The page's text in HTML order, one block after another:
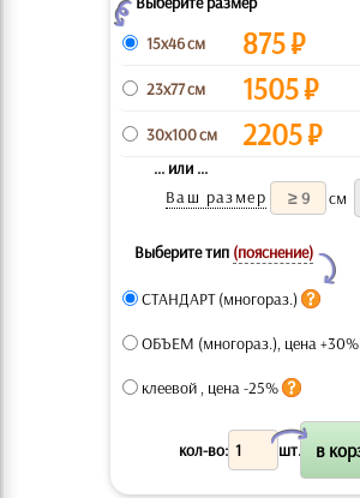
Z
15x46 см
875₽
23x77 см 1505₽
30x100 см 2205₽
... или ...
Ваш размер
см
Выберите тип (пояснение)
Y
СТАНДАРТ (многораз.)
ОБЪЕМ (многораз.), цена +30%
клеевой , цена -25%
кол-во: шт.
X